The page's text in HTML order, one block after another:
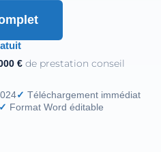
€de prestation conseil
Téléchargement immédiat
Format Word éditable